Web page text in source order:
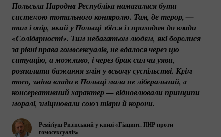
Реміґіуш Ризінський у книзі «Гіацинт. ПНР проти
гомосексуалів»
Польська Народна Республіка намагалася бути
системою тотального контролю. Там, де терор, —
там і опір, який у Польщі збігся із приходом до влади
«Солідарності». Тим небагатьом людям, які боролися
за рівні права гомосексуалів, не вдалося через цю
ситуацію, а можливо, і через брак сил чи уяви,
розпалити бажання змін у всьому суспільстві. Крім
того, зміна влади в Польщі мала не ліберальний, а
консервативний характер — відновлювали принципи
моралі, зміцнювали союз тіари й корони.